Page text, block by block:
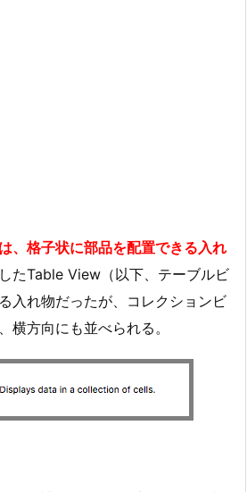
、格子状に部品を配置できる入れ
たTable View（以下、テーブルビ
入れ物だったが、コレクションビ
横方向にも並べられる。